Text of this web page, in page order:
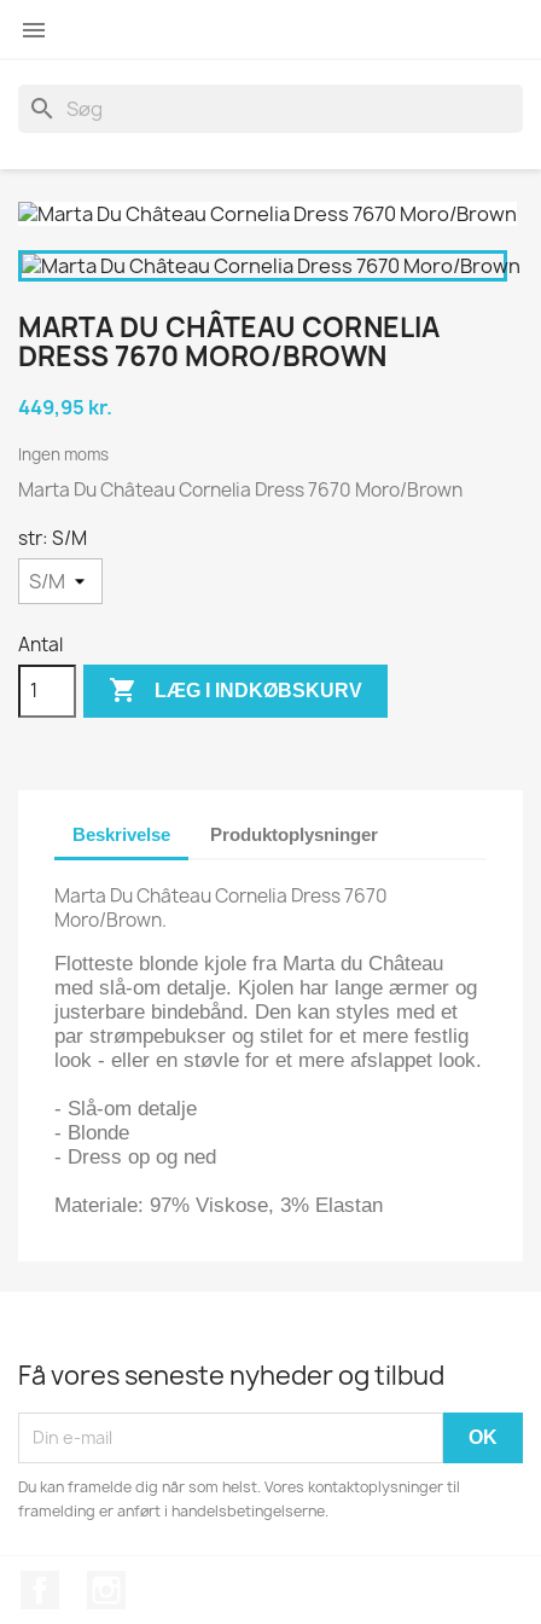

search
MARTA DU CHÂTEAU CORNELIA
DRESS 7670 MORO/BROWN
449,95 kr.
Ingen moms
Marta Du Château Cornelia Dress 7670 Moro/Brown
str: S/M
Antal
 LÆG I INDKØBSKURV
Beskrivelse Produktoplysninger
Marta Du Château Cornelia Dress 7670
Moro/Brown.
Flotteste blonde kjole fra Marta du Château
med slå-om detalje. Kjolen har lange ærmer og
justerbare bindebånd. Den kan styles med et
par strømpebukser og stilet for et mere festlig
look - eller en støvle for et mere afslappet look.
- Slå-om detalje
- Blonde
- Dress op og ned
Materiale: 97% Viskose, 3% Elastan
Få vores seneste nyheder og tilbud
Du kan framelde dig når som helst. Vores kontaktoplysninger til
framelding er anført i handelsbetingelserne.